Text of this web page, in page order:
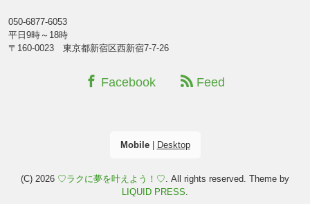
050-6877-6053
平日9時～18時
〒160-0023 東京都新宿区西新宿7-7-26
Facebook Feed
Mobile| Desktop
(C) 2026 ♡ラクに夢を叶えよう！♡. All rights reserved. Theme by
LIQUID PRESS.